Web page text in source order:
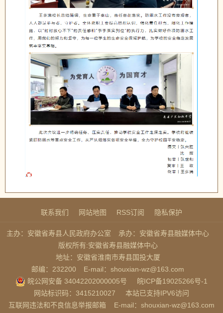
联系我们 网站地图 RSS订阅 隐私保护
主办：安徽省寿县人民政府办公室
承办：安徽省寿县融媒体中心
版权所有:安徽省寿县融媒体中心
地址：安徽省淮南市寿县国投大厦
邮编：232200
E-mail：shouxian-wz@163.com
皖公网安备 34042202000005号
皖ICP备19025266号-1
网站标识码：3415210027
本站已支持IPV6访问
互联网违法和不良信息举报邮箱
E-mail：shouxian-wz@163.com